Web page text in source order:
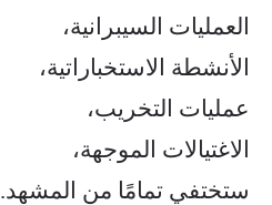
العمليات السيبرانية،
الأنشطة الاستخباراتية،
عمليات التخريب،
الاغتيالات الموجهة،
ستختفي تمامًا من المشهد.